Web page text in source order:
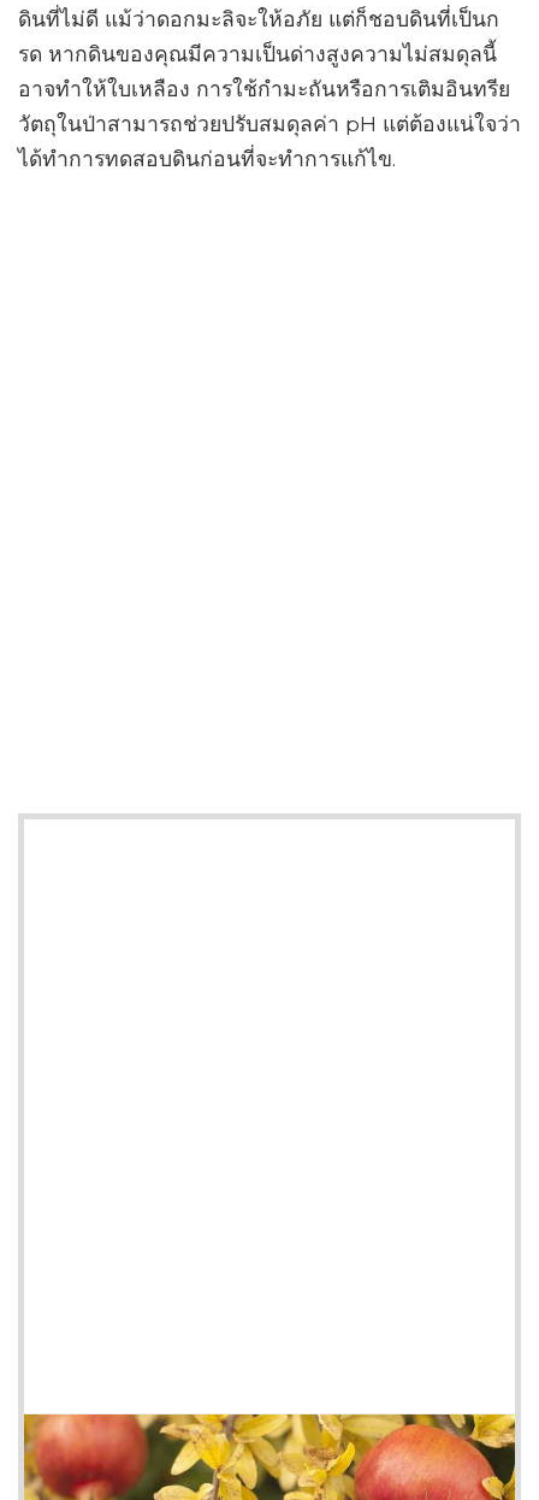
ดินที่ไม่ดี แม้ว่าดอกมะลิจะให้อภัย แต่ก็ชอบดินที่เป็นก
รด หากดินของคุณมีความเป็นด่างสูงความไม่สมดุลนี้
อาจทำให้ใบเหลือง การใช้กำมะถันหรือการเติมอินทรีย
วัตถุในป่าสามารถช่วยปรับสมดุลค่า pH แต่ต้องแน่ใจว่า
ได้ทำการทดสอบดินก่อนที่จะทำการแก้ไข.